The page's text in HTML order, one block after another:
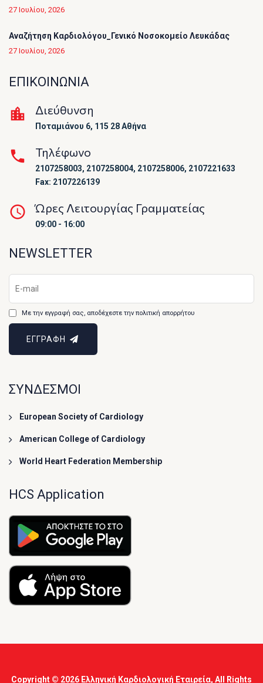
27 Ιουλίου, 2026
Αναζήτηση Καρδιολόγου_Γενικό Νοσοκομείο Λευκάδας
27 Ιουλίου, 2026
ΕΠΙΚΟΙΝΩΝΙΑ
Διεύθυνση
Ποταμιάνου 6, 115 28 Αθήνα
Τηλέφωνο
2107258003, 2107258004, 2107258006, 2107221633
Fax: 2107226139
Ώρες Λειτουργίας Γραμματείας
09:00 - 16:00
NEWSLETTER
Με την εγγραφή σας, αποδέχεστε την πολιτική απορρήτου
ΕΓΓΡΑΦΗ
ΣΥΝΔΕΣΜΟΙ
European Society of Cardiology
American College of Cardiology
World Heart Federation Membership
HCS Application
Copyright © 2026 Ελληνική Καρδιολογική Εταιρεία, All Rights